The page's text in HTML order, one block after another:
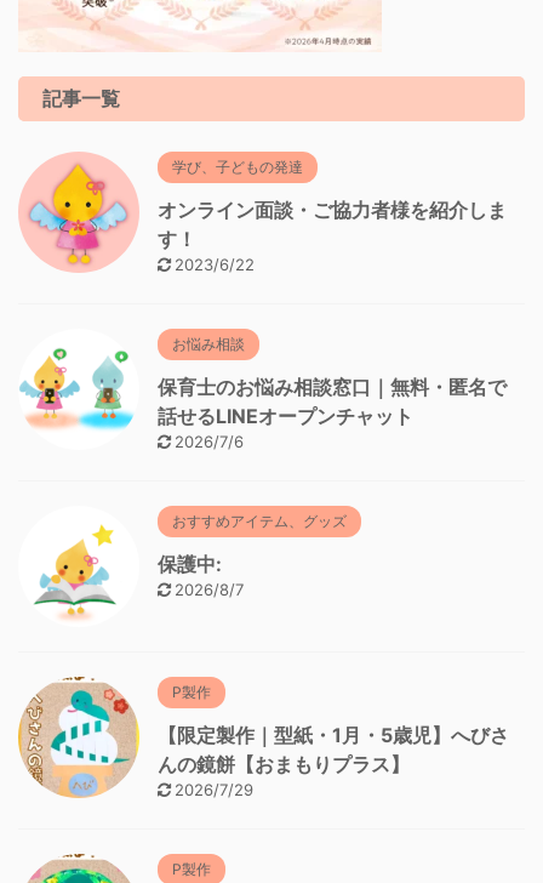
記事一覧
学び、子どもの発達
オンライン面談・ご協力者様を紹介しま
す！
2023/6/22
お悩み相談
保育士のお悩み相談窓口｜無料・匿名で
話せるLINEオープンチャット
2026/7/6
おすすめアイテム、グッズ
保護中:
2026/8/7
P製作
【限定製作｜型紙・1月・5歳児】へびさ
んの鏡餅【おまもりプラス】
2026/7/29
P製作